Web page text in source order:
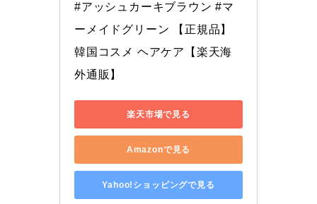
#アッシュカーキブラウン #マ
ーメイドグリーン 【正規品】
韓国コスメ ヘアケア【楽天海
外通販】
楽天市場で見る
Amazonで見る
Yahoo!ショッピングで見る